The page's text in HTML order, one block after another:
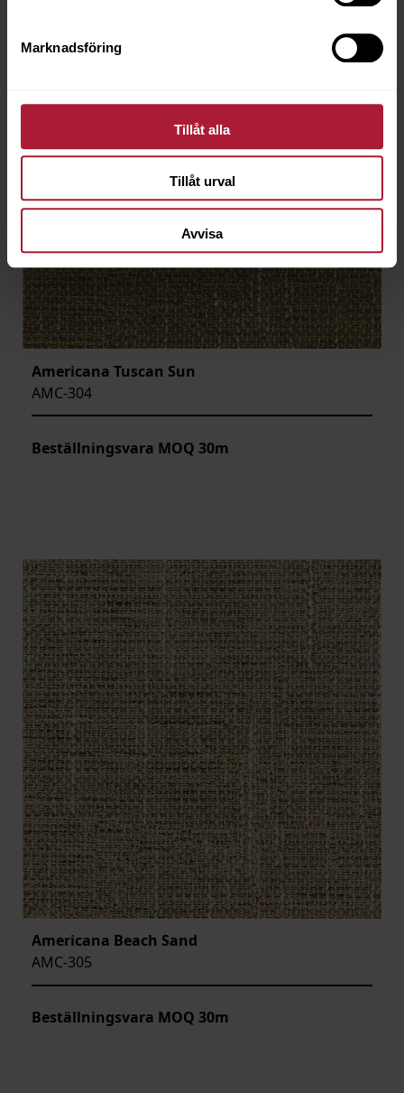
Marknadsföring
Tillåt alla
Tillåt urval
Avvisa
Americana Tuscan Sun
AMC-304
Beställningsvara MOQ 30m
Americana Beach Sand
AMC-305
Beställningsvara MOQ 30m